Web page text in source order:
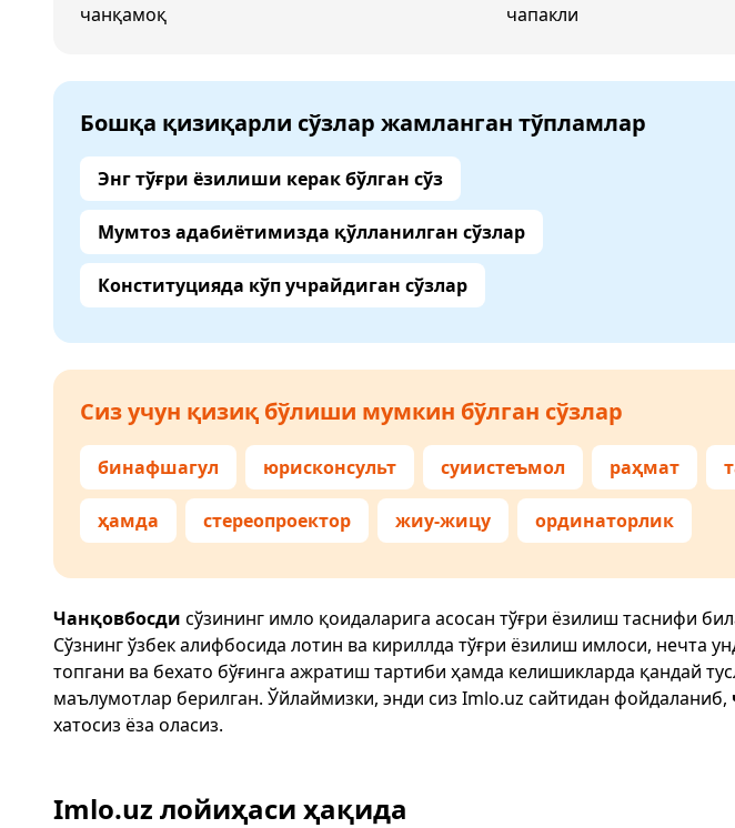
чанқамоқ
чапакли
Бошқа қизиқарли сўзлар жамланган тўпламлар
Энг тўғри ёзилиши керак бўлган сўз
Мумтоз адабиётимизда қўлланилган сўзлар
Конституцияда кўп учрайдиган сўзлар
Сиз учун қизиқ бўлиши мумкин бўлган сўзлар
бинафшагул юрисконсульт суиистеъмол раҳмат
ҳамда стереопроектор жиу-жицу ординаторлик
Чанқовбосди сўзининг имло қоидаларига асосан тўғри ёзилиш таснифи
Сўзнинг ўзбек алифбосида лотин ва кириллда тўғри ёзилиш имлоси, нечта
топгани ва бехато бўғинга ажратиш тартиби ҳамда келишикларда қандай
маълумотлар берилган. Ўйлаймизки, энди сиз Imlo.uz сайтидан фойдаланиб,
хатосиз ёза оласиз.
Imlo.uz лойиҳаси ҳақида